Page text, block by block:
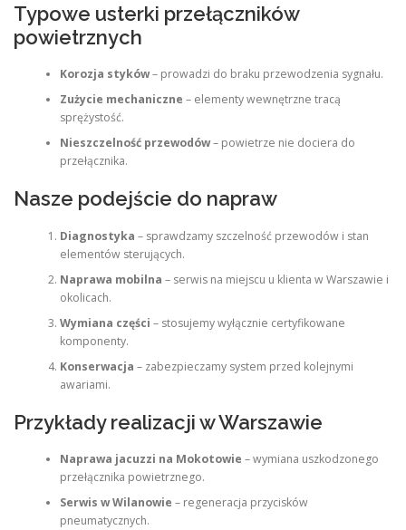
Typowe usterki przełączników
powietrznych
Korozja styków– prowadzi do braku przewodzenia sygnału.
Zużycie mechaniczne – elementy wewnętrzne tracą
sprężystość.
Nieszczelność przewodów– powietrze nie dociera do
przełącznika.
Nasze podejście do napraw
Diagnostyka – sprawdzamy szczelność przewodów i stan
elementów sterujących.
Naprawa mobilna – serwis na miejscu u klienta w Warszawie i
okolicach.
Wymiana części – stosujemy wyłącznie certyfikowane
komponenty.
Konserwacja – zabezpieczamy system przed kolejnymi
awariami.
Przykłady realizacji w Warszawie
Naprawa jacuzzi na Mokotowie – wymiana uszkodzonego
przełącznika powietrznego.
Serwis w Wilanowie – regeneracja przycisków
pneumatycznych.